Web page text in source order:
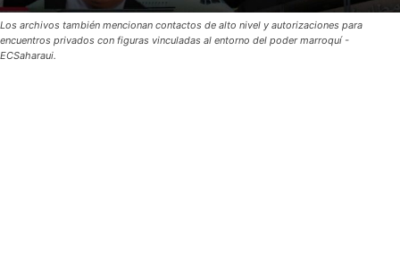
Los archivos también mencionan contactos de alto nivel y autorizaciones para
encuentros privados con figuras vinculadas al entorno del poder marroquí -
ECSaharaui.